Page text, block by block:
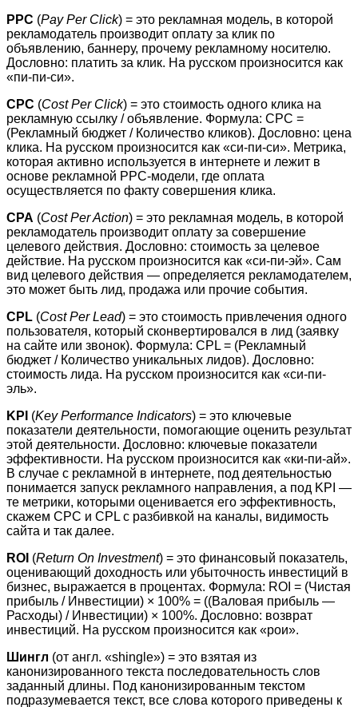
PPC (Pay Per Click) = это рекламная модель, в которой
рекламодатель производит оплату за клик по
объявлению, баннеру, прочему рекламному носителю.
Дословно: платить за клик. На русском произносится как
«пи-пи-си».
CPC (Cost Per Click) = это стоимость одного клика на
рекламную ссылку / объявление. Формула: CPC =
(Рекламный бюджет / Количество кликов). Дословно: цена
клика. На русском произносится как «си-пи-си». Метрика,
которая активно используется в интернете и лежит в
основе рекламной PPC-модели, где оплата
осуществляется по факту совершения клика.
CPA (Cost Per Action) = это рекламная модель, в которой
рекламодатель производит оплату за совершение
целевого действия. Дословно: стоимость за целевое
действие. На русском произносится как «си-пи-эй». Сам
вид целевого действия — определяется рекламодателем,
это может быть лид, продажа или прочие события.
CPL (Cost Per Lead) = это стоимость привлечения одного
пользователя, который сконвертировался в лид (заявку
на сайте или звонок). Формула: CPL = (Рекламный
бюджет / Количество уникальных лидов). Дословно:
стоимость лида. На русском произносится как «си-пи-
эль».
KPI (Key Performance Indicators) = это ключевые
показатели деятельности, помогающие оценить результат
этой деятельности. Дословно: ключевые показатели
эффективности. На русском произносится как «ки-пи-ай».
В случае с рекламной в интернете, под деятельностью
понимается запуск рекламного направления, а под KPI —
те метрики, которыми оценивается его эффективность,
скажем CPC и CPL с разбивкой на каналы, видимость
сайта и так далее.
ROI (Return On Investment) = это финансовый показатель,
оценивающий доходность или убыточность инвестиций в
бизнес, выражается в процентах. Формула: ROI = (Чистая
прибыль / Инвестиции) × 100% = ((Валовая прибыль —
Расходы) / Инвестиции) × 100%. Дословно: возврат
инвестиций. На русском произносится как «рои».
Шингл (от англ. «shingle») = это взятая из
канонизированного текста последовательность слов
заданный длины. Под канонизированным текстом
подразумевается текст, все слова которого приведены к